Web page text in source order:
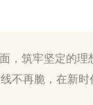
，筑牢坚定的理
不再脆，在新时